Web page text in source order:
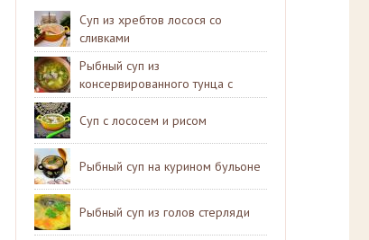
Суп из хребтов лосося со
сливками
Рыбный суп из
консервированного тунца с
рисом
Суп с лососем и рисом
Рыбный суп на курином бульоне
Рыбный суп из голов стерляди